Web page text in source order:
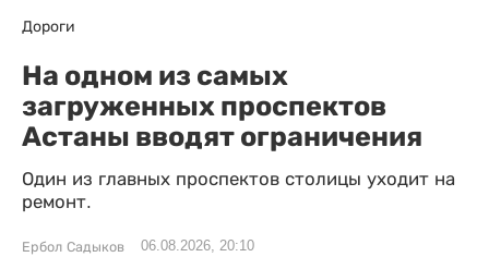
Дороги
На одном из самых
загруженных проспектов
Астаны вводят ограничения
Один из главных проспектов столицы уходит на
ремонт.
Ербол Садыков 06.08.2026, 20:10